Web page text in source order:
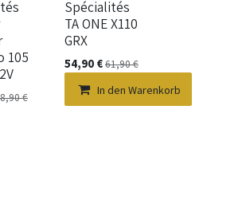
105
€
Spécialités
TA ONE X110
GRX
54,90€61,90€
In den Warenkorb